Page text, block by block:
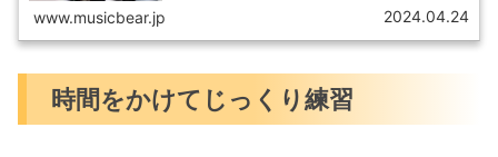
で、壁にぶつかる方も多いです。しかし、ソ...
www.musicbear.jp 2024.04.24
時間をかけてじっくり練習